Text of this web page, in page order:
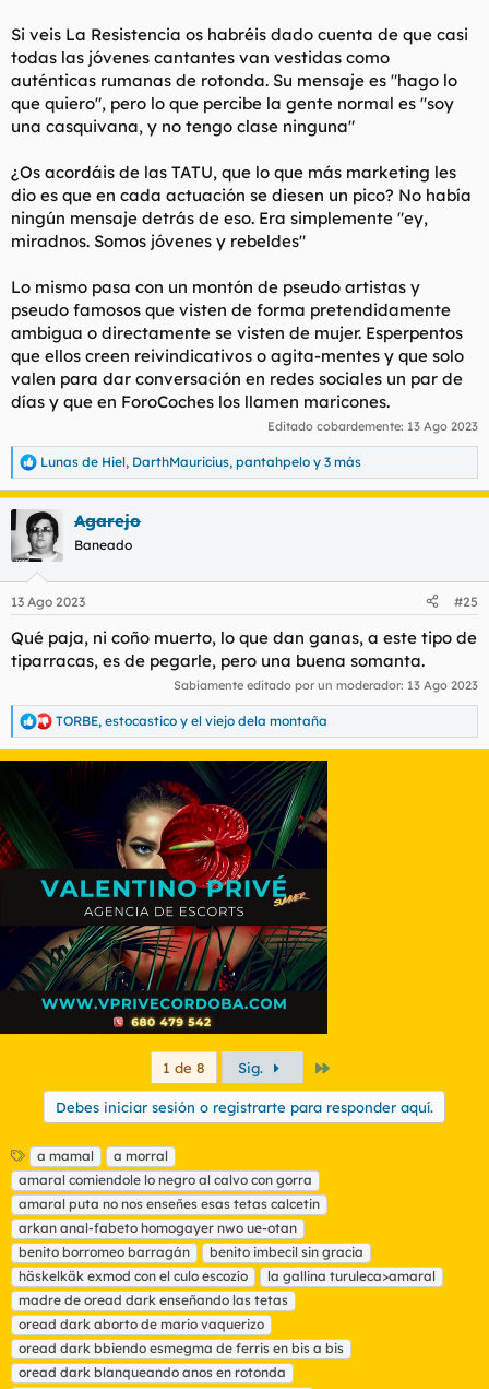
Si veis La Resistencia os habréis dado cuenta de que casi
todas las jóvenes cantantes van vestidas como
auténticas rumanas de rotonda. Su mensaje es "hago lo
que quiero", pero lo que percibe la gente normal es "soy
una casquivana, y no tengo clase ninguna"
¿Os acordáis de las TATU, que lo que más marketing les
dio es que en cada actuación se diesen un pico? No había
ningún mensaje detrás de eso. Era simplemente "ey,
miradnos. Somos jóvenes y rebeldes"
Lo mismo pasa con un montón de pseudo artistas y
pseudo famosos que visten de forma pretendidamente
ambigua o directamente se visten de mujer. Esperpentos
que ellos creen reivindicativos o agita-mentes y que solo
valen para dar conversación en redes sociales un par de
días y que en ForoCoches los llamen maricones.
Editado cobardemente: 13 Ago 2023
R
e
i
e
:
Lunas de Hiel, DarthMauricius, pantahpelo y 3 más
Agarejo
Baneado
13 Ago 2023 #25
Qué paja, ni coño muerto, lo que dan ganas, a este tipo de
tiparracas, es de pegarle, pero una buena somanta.
Sabiamente editado por un moderador: 13 Ago 2023
R
e
a
n
e
TORBE, estocastico y el viejo dela montaña
1 de 8 Sig.
Debes iniciar sesión o registrarte para responder aquí.
E
t
i
q
u
e
t
a
s
a mamal
a morral
amaral comiendole lo negro al calvo con gorra
amaral puta no nos enseñes esas tetas calcetin
arkan anal-fabeto homogayer nwo ue-otan
benito borromeo barragán
benito imbecil sin gracia
häskelkäk exmod con el culo escozío
la gallina turuleca>amaral
madre de oread dark enseñando las tetas
oread dark aborto de mario vaquerizo
oread dark bbiendo esmegma de ferris en bis a bis
oread dark blanqueando anos en rotonda